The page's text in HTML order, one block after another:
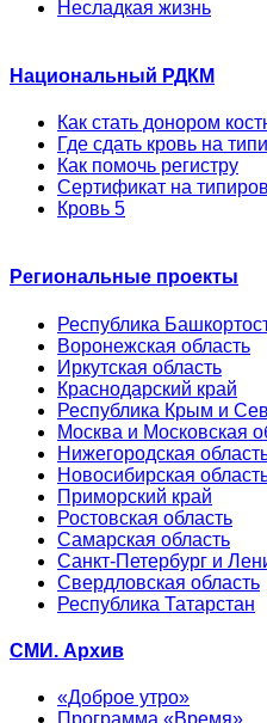
Несладкая жизнь
Национальный РДКМ
Как стать донором
Где сдать кровь на
Как помочь регистру
Сертификат на
Кровь 5
Региональные проекты
Республика
Воронежская область
Иркутская область
Краснодарский край
Республика Крым и
Москва и Московская
Нижегородская
Новосибирская
Приморский край
Ростовская область
Самарская область
Санкт-Петербург и
Свердловская область
Республика Татарстан
СМИ. Архив
«Доброе утро»